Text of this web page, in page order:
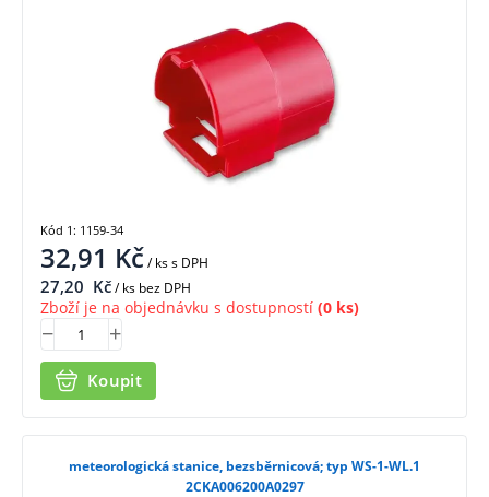
32,91 Kč/ kss DPH
27,20 Kč/ ks bez DPH
Zboží je na objednávku s dostupností (0 ks)
Koupit
Kód 1: 1159-34
meteorologická stanice, bezsběrnicová; typ WS-1-WL.1
2CKA006200A0297